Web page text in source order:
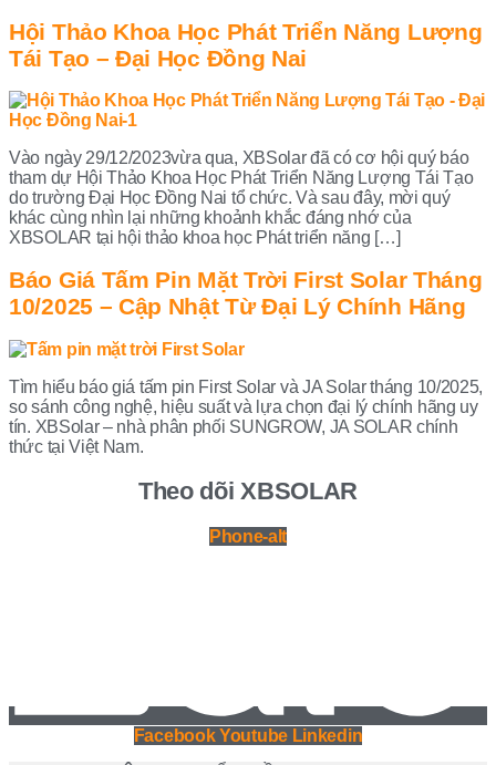
Hội Thảo Khoa Học Phát Triển Năng Lượng
Tái Tạo – Đại Học Đồng Nai
Vào ngày 29/12/2023vừa qua, XBSolar đã có cơ hội quý báo
tham dự Hội Thảo Khoa Học Phát Triển Năng Lượng Tái Tạo
do trường Đại Học Đồng Nai tổ chức. Và sau đây, mời quý
khác cùng nhìn lại những khoảnh khắc đáng nhớ của
XBSOLAR tại hội thảo khoa học Phát triển năng […]
Báo Giá Tấm Pin Mặt Trời First Solar Tháng
10/2025 – Cập Nhật Từ Đại Lý Chính Hãng
Tìm hiểu báo giá tấm pin First Solar và JA Solar tháng 10/2025,
so sánh công nghệ, hiệu suất và lựa chọn đại lý chính hãng uy
tín. XBSolar – nhà phân phối SUNGROW, JA SOLAR chính
thức tại Việt Nam.
Theo dõi XBSOLAR
Phone-alt
Facebook Youtube Linkedin